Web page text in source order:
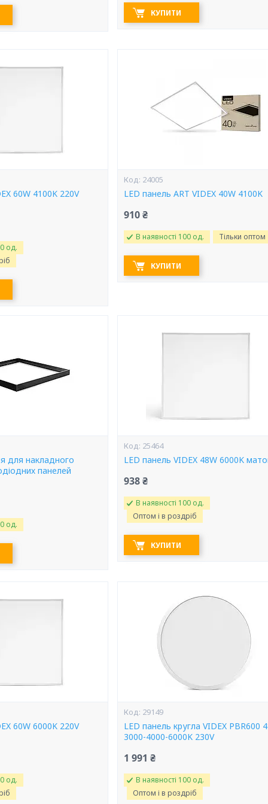
КУПИТИ
60W 4100K 220V
од.
24005
LED панель ART VIDEX 40W 4100K
910 ₴
В наявності 100 од. Тільки оптом
КУПИТИ
для накладного
панелей
од.
25464
LED панель VIDEX 48W 6000K
938 ₴
В наявності 100 од.
Оптом і в роздріб
КУПИТИ
60W 6000K 220V
од.
29149
LED панель кругла VIDEX PBR600
3000-4000-6000K 230V
1 991 ₴
В наявності 100 од.
Оптом і в роздріб